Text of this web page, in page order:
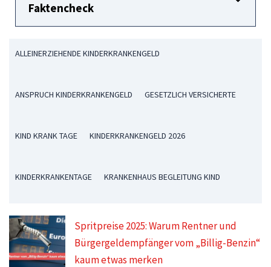
Faktencheck
ALLEINERZIEHENDE KINDERKRANKENGELD
ANSPRUCH KINDERKRANKENGELD GESETZLICH VERSICHERTE
KIND KRANK TAGE KINDERKRANKENGELD 2026
KINDERKRANKENTAGE KRANKENHAUS BEGLEITUNG KIND
Spritpreise 2025: Warum Rentner und
Bürgergeldempfänger vom „Billig-Benzin“
kaum etwas merken